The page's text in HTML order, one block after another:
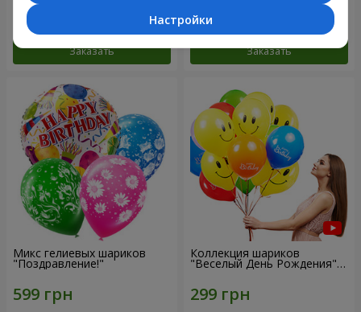
Заказать Заказать
Микс гелиевых шариков
"Поздравление!"
Коллекция шариков
"Веселый День Рождения" -
Настройки